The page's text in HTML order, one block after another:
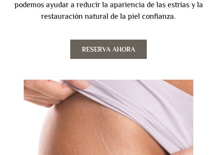
podemos ayudar a reducir la apariencia de las estrías y la
restauración natural de la piel confianza.
RESERVA AHORA